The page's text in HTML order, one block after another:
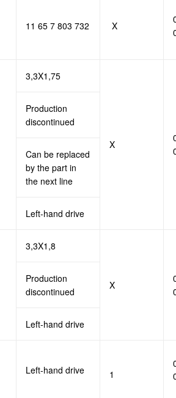
11 65 7 803 732 X
3,3X1,75
X
Production
discontinued
Can be replaced
by the part in
the next line
Left-hand drive
3,3X1,8
X
Production
discontinued
Left-hand drive
Left-hand drive 1